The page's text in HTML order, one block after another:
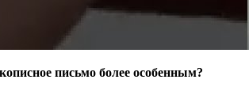
письмо более особенным?